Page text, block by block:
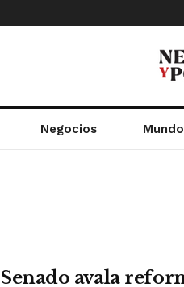
Negocios Mundo
Senado avala